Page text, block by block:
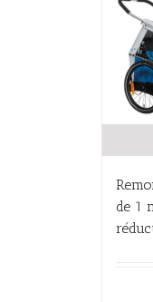
de 1